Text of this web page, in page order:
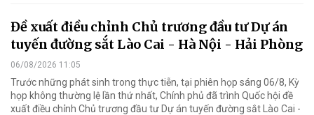
Đề xuất điều chỉnh Chủ trương đầu tư Dự án
tuyến đường sắt Lào Cai - Hà Nội - Hải Phòng
06/08/2026 11:05
Trước những phát sinh trong thực tiễn, tại phiên họp sáng 06/8, Kỳ
họp không thường lệ lần thứ nhất, Chính phủ đã trình Quốc hội đề
xuất điều chỉnh Chủ trương đầu tư Dự án tuyến đường sắt Lào Cai -